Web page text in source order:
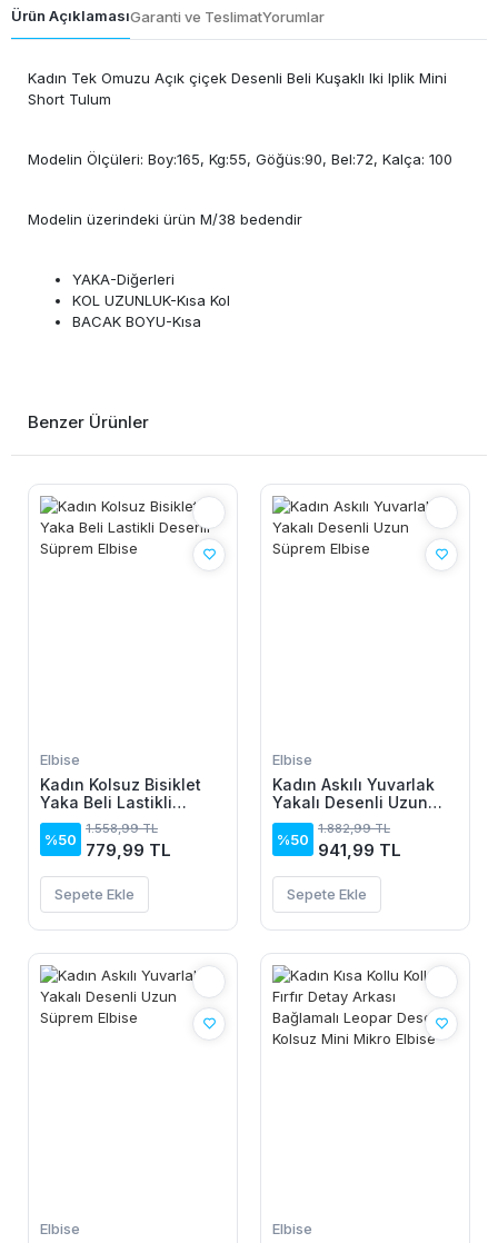
Ürün AçıklamasıGaranti ve TeslimatYorumlar
Kadın Tek Omuzu Açık çiçek Desenli Beli Kuşaklı Iki Iplik Mini
Short Tulum
Modelin Ölçüleri: Boy:165, Kg:55, Göğüs:90, Bel:72, Kalça: 100
Modelin üzerindeki ürün M/38 bedendir
YAKA-Diğerleri
KOL UZUNLUK-Kısa Kol
BACAK BOYU-Kısa
Benzer Ürünler
Elbise
Kadın Kolsuz Bisiklet
Yaka Beli Lastikli
Desenli Süprem Elbise
%50
1.558,99 TL
779,99 TL
Sepete Ekle
Elbise
Kadın Askılı Yuvarlak
Yakalı Desenli Uzun
Süprem Elbise
%50
1.882,99 TL
941,99 TL
Sepete Ekle
Elbise Elbise